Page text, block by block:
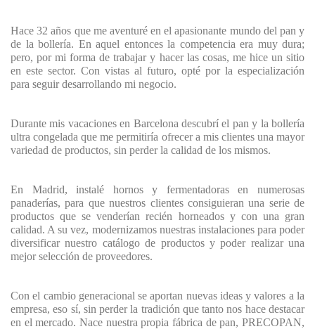
Hace 32 años que me aventuré en el apasionante mundo del pan y
de la bollería. En aquel entonces la competencia era muy dura;
pero, por mi forma de trabajar y hacer las cosas, me hice un sitio
en este sector. Con vistas al futuro, opté por la especialización
para seguir desarrollando mi negocio.
Durante mis vacaciones en Barcelona descubrí el pan y la bollería
ultra congelada que me permitiría ofrecer a mis clientes una mayor
variedad de productos, sin perder la calidad de los mismos.
En Madrid, instalé hornos y fermentadoras en numerosas
panaderías, para que nuestros clientes consiguieran una serie de
productos que se venderían recién horneados y con una gran
calidad. A su vez, modernizamos nuestras instalaciones para poder
diversificar nuestro catálogo de productos y poder realizar una
mejor selección de proveedores.
Con el cambio generacional se aportan nuevas ideas y valores a la
empresa, eso sí, sin perder la tradición que tanto nos hace destacar
en el mercado. Nace nuestra propia fábrica de pan, PRECOPAN,